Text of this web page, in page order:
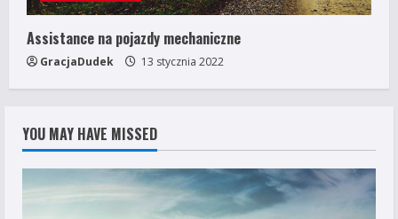
Assistance na pojazdy mechaniczne
GracjaDudek 13 stycznia 2022
YOU MAY HAVE MISSED